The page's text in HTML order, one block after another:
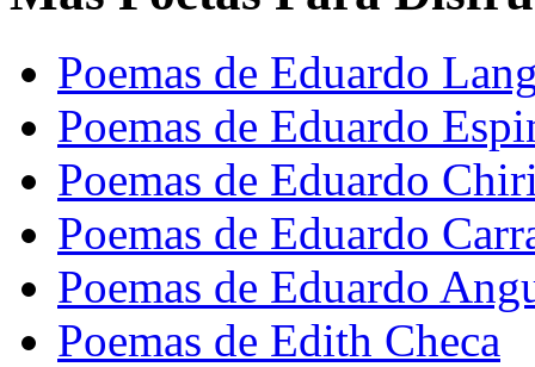
Poemas de Eduardo
Poemas de Eduardo
Poemas de Eduardo
Poemas de Eduardo
Poemas de Eduardo
Poemas de Edith Checa